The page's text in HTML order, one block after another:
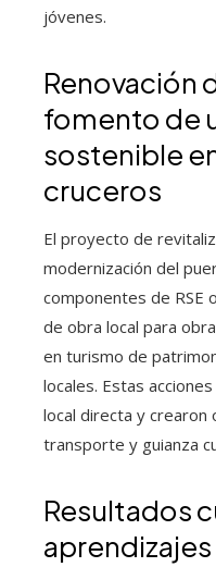
jóvenes.
Renovación
fomento de
sostenible
cruceros
El proyecto de
modernización del
componentes de RSE
de obra local para
en turismo de
locales. Estas
local directa y crearon
transporte y guianza
Resultados